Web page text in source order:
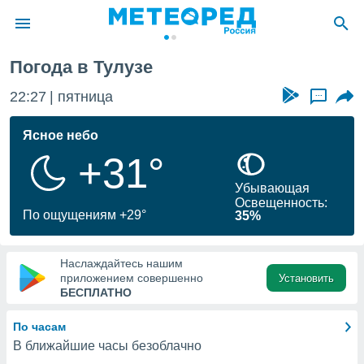
о
Вы можете
к этому
доступ
Погода в Тулузе
22:27 пятница ...
Ясное небо
+31°
По ощущениям +29°
Убывающая
Освещенность:
35%
Наслаждайтесь нашим
приложением совершенно
БЕСПЛАТНО
Установить
По часам
В ближайшие часы безоблачно